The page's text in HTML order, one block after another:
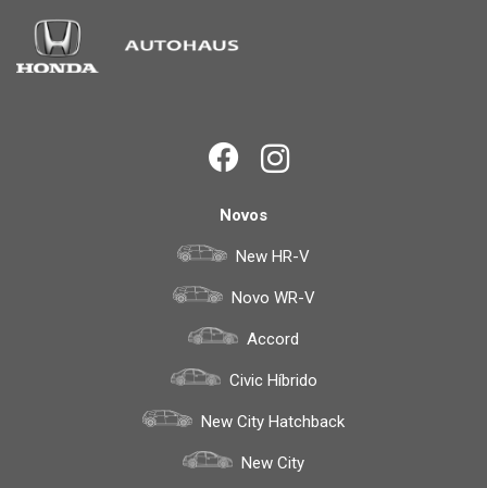
Novos
New HR-V
Novo WR-V
Accord
Civic Híbrido
New City Hatchback
New City